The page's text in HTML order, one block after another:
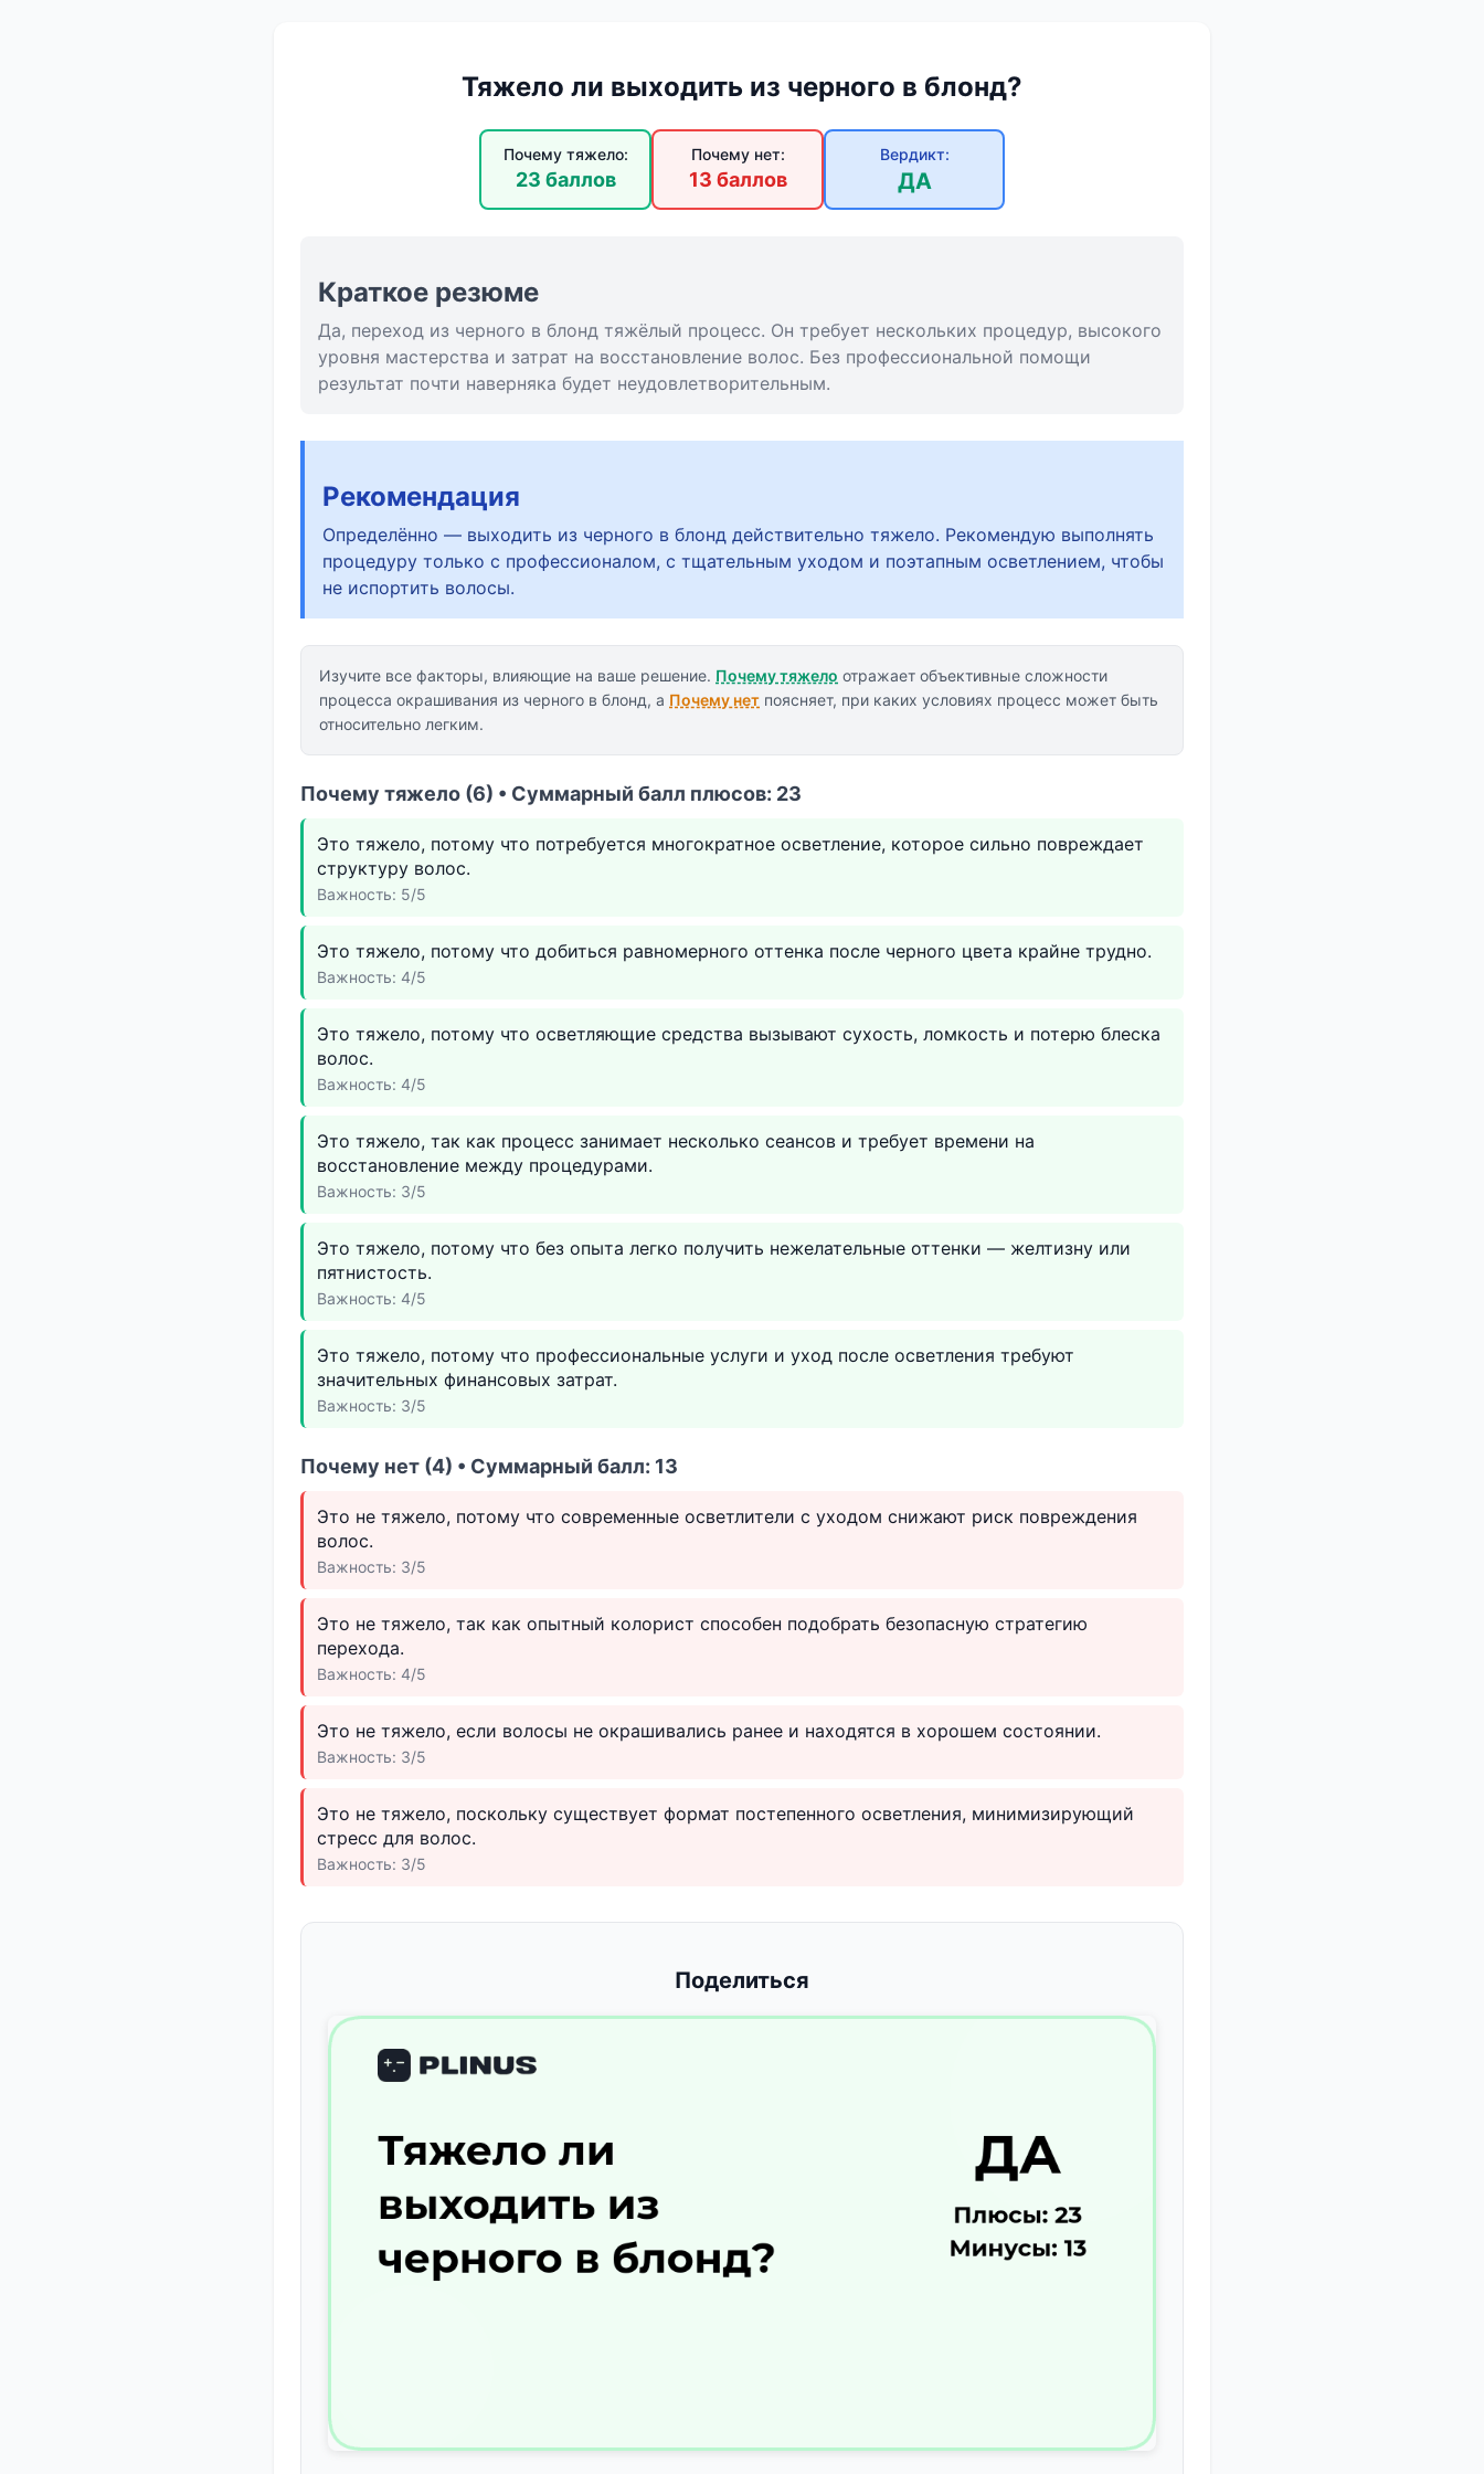
Тяжело ли выходить из черного в блонд?
Почему тяжело:
23 баллов
Почему нет:
13 баллов
Вердикт:
ДА
Краткое резюме
Да, переход из черного в блонд тяжёлый процесс. Он требует нескольких процедур, высокого
уровня мастерства и затрат на восстановление волос. Без профессиональной помощи
результат почти наверняка будет неудовлетворительным.
Рекомендация
Определённо — выходить из черного в блонд действительно тяжело. Рекомендую выполнять
процедуру только с профессионалом, с тщательным уходом и поэтапным осветлением, чтобы
не испортить волосы.
Изучите все факторы, влияющие на ваше решение. Почему тяжело отражает объективные сложности
процесса окрашивания из черного в блонд, а Почему нет поясняет, при каких условиях процесс может быть
относительно легким.
Почему тяжело (6) • Суммарный балл плюсов: 23
Это тяжело, потому что потребуется многократное осветление, которое сильно повреждает
структуру волос.
Важность: 5/5
Это тяжело, потому что добиться равномерного оттенка после черного цвета крайне трудно.
Важность: 4/5
Это тяжело, потому что осветляющие средства вызывают сухость, ломкость и потерю блеска
волос.
Важность: 4/5
Это тяжело, так как процесс занимает несколько сеансов и требует времени на
восстановление между процедурами.
Важность: 3/5
Это тяжело, потому что без опыта легко получить нежелательные оттенки — желтизну или
пятнистость.
Важность: 4/5
Это тяжело, потому что профессиональные услуги и уход после осветления требуют
значительных финансовых затрат.
Важность: 3/5
Почему нет (4) • Суммарный балл: 13
Это не тяжело, потому что современные осветлители с уходом снижают риск повреждения
волос.
Важность: 3/5
Это не тяжело, так как опытный колорист способен подобрать безопасную стратегию
перехода.
Важность: 4/5
Это не тяжело, если волосы не окрашивались ранее и находятся в хорошем состоянии.
Важность: 3/5
Это не тяжело, поскольку существует формат постепенного осветления, минимизирующий
стресс для волос.
Важность: 3/5
Поделиться